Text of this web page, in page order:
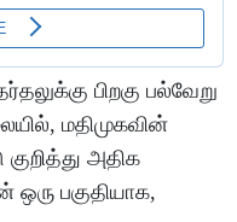
பிறகு பல்வேறு
மதிமுகவின்
அதிக
ஒரு பகுதியாக,